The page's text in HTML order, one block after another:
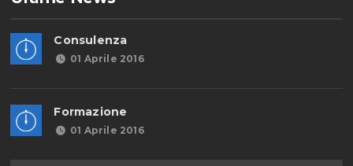
Consulenza
01 Aprile 2016
Formazione
01 Aprile 2016